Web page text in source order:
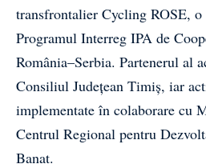
transfrontalier Cycling ROSE,
Programul Interreg IPA de
România–Serbia. Partenerul al
Consiliul Județean Timiș, iar
implementate în colaborare cu
Centrul Regional pentru
Banat.